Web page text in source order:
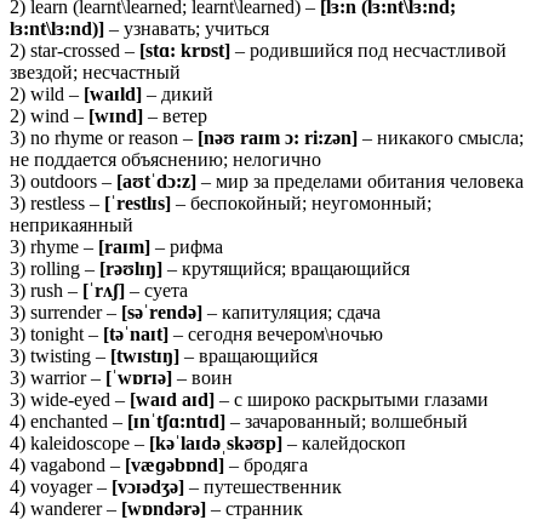
2) learn (learnt\learned; learnt\learned) – [lɜ:n (lɜ:nt\lɜ:nd;
lɜ:nt\lɜ:nd)] – узнавать; учиться
2) star-crossed – [stɑ: krɒst] – родившийся под несчастливой
звездой; несчастный
2) wild – [waɪld] – дикий
2) wind – [wɪnd] – ветер
3) no rhyme or reason – [nəʊ raɪm ɔ: ri:zən] – никакого смысла;
не поддается объяснению; нелогично
3) outdoors – [aʊtˈdɔ:z] – мир за пределами обитания человека
3) restless – [ˈrestlɪs] – беспокойный; неугомонный;
неприкаянный
3) rhyme – [raɪm] – рифма
3) rolling – [rəʊlɪŋ] – крутящийся; вращающийся
3) rush – [ˈrʌʃ] – суета
3) surrender – [səˈrendə] – капитуляция; сдача
3) tonight – [təˈnaɪt] – сегодня вечером\ночью
3) twisting – [twɪstɪŋ] – вращающийся
3) warrior – [ˈwɒrɪə] – воин
3) wide-eyed – [waɪd aɪd] – с широко раскрытыми глазами
4) enchanted – [ɪnˈtʃɑ:ntɪd] – зачарованный; волшебный
4) kaleidoscope – [kəˈlaɪdəˌskəʊp] – калейдоскоп
4) vagabond – [væɡəbɒnd] – бродяга
4) voyager – [vɔɪədʒə] – путешественник
4) wanderer – [wɒndərə] – странник